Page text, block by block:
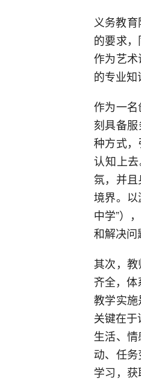
义务教
的要求
作为艺
的专业知
作为一
刻具备
种方式
认知上
氛，并
境界。以
中学”）
和解决问
其次，
齐全，
教学实施
关键在
生活、
动、任
学习，